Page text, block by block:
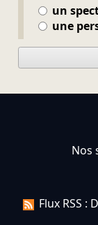
un
une
Nos
Flux RSS